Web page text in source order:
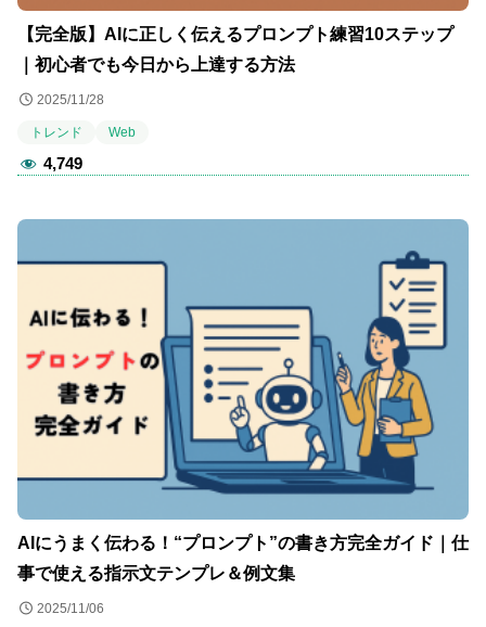
【完全版】AIに正しく伝えるプロンプト練習10ステップ
｜初心者でも今日から上達する方法
2025/11/28
トレンド Web
4,749
AIにうまく伝わる！“プロンプト”の書き方完全ガイド｜仕
事で使える指示文テンプレ＆例文集
2025/11/06